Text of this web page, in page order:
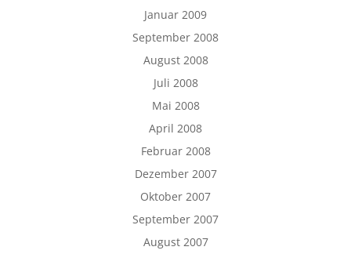
Januar 2009
September 2008
August 2008
Juli 2008
Mai 2008
April 2008
Februar 2008
Dezember 2007
Oktober 2007
September 2007
August 2007